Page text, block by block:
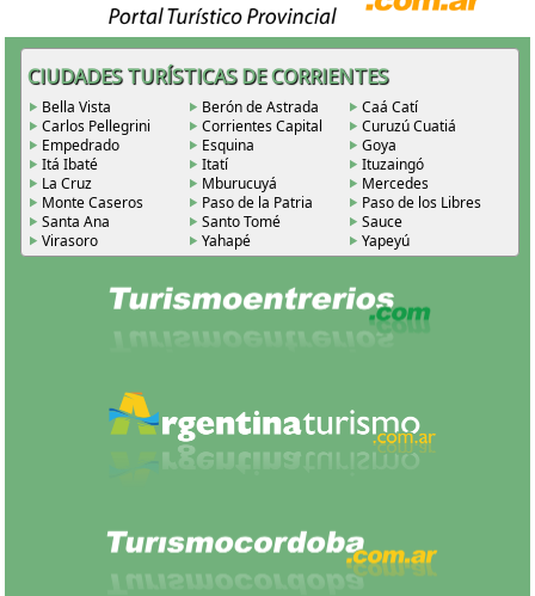
CIUDADES TURÍSTICAS DE CORRIENTES
Bella Vista Berón de Astrada
Caá Catí
Carlos Pellegrini
Corrientes Capital
Curuzú Cuatiá
Empedrado
Esquina
Goya
Itá Ibaté
Itatí
Ituzaingó
La Cruz
Mburucuyá
Mercedes
Monte Caseros
Paso de la Patria
Paso de los Libres
Santa Ana
Santo Tomé
Sauce
Virasoro
Yahapé Yapeyú